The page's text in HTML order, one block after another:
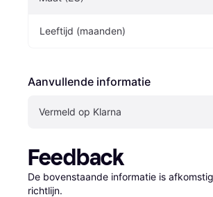
Leeftijd (maanden)
Aanvullende informatie
Vermeld op Klarna
Feedback
De bovenstaande informatie is
richtlijn.